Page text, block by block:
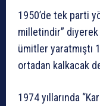
1950’de tek parti
milletindir” diyerek
ümitler yaratmıştı
ortadan kalkacak
1974 yıllarında